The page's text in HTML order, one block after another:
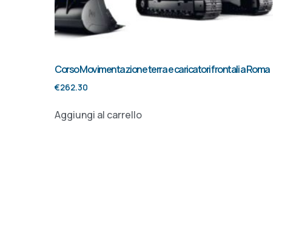
Corso Movimentazione terra e caricatori frontali a Roma
€262.30
Aggiungi al carrello